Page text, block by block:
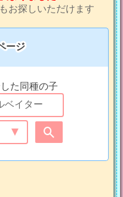
お探しいただけます
ージ
た同種の子